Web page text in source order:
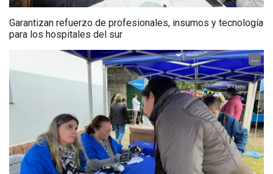
Garantizan refuerzo de profesionales, insumos y tecnología
para los hospitales del sur
...